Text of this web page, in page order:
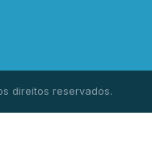
direitos reservados.